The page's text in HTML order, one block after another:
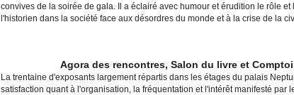
convives de la soirée de gala. Il a éclairé avec humour et érudition le rôle et
l'historien dans la société face aux désordres du monde et à la crise de la
Agora des rencontres, Salon du livre et
La trentaine d'exposants largement répartis dans les étages du palais
satisfaction quant à l'organisation, la fréquentation et l'intérêt manifesté par